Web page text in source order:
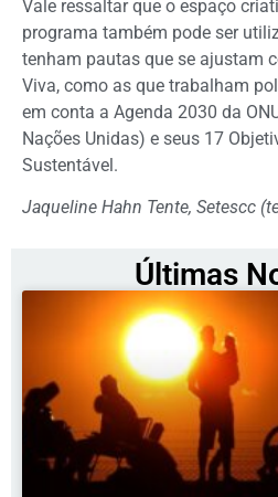
Vale ressaltar que o espaço
programa também pode ser
tenham pautas que se ajustam
Viva, como as que trabalham
em conta a Agenda 2030 da
Nações Unidas) e seus 17
Sustentável.
Jaqueline Hahn Tente, Setescc
Últimas